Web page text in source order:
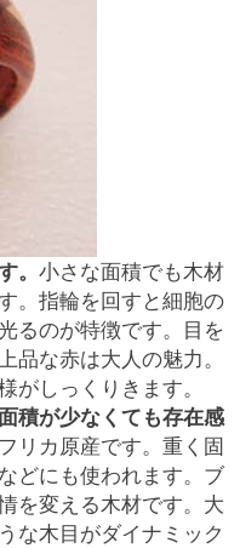
。 小さな面積でも木材
。指輪を回すと細胞の
るのが特徴です。目を
品な赤は大人の魅力。
がしっくりきます。
積が少なくても存在感
リカ原産です。重く固
どにも使われます。ブ
を変える木材です。大
な木目がダイナミック